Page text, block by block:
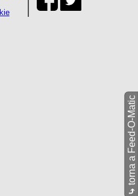
⤷
torna a Feed-O-Matic